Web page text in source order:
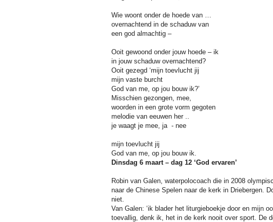
Wie woont onder de hoede van …
overnachtend in de schaduw van
een god almachtig –
Ooit gewoond onder jouw hoede – ik
in jouw schaduw overnachtend?
Ooit gezegd ‘mijn toevlucht jij
mijn vaste burcht
God van me, op jou bouw ik?’
Misschien gezongen, mee,
woorden in een grote vorm gegoten
melodie van eeuwen her ..
je waagt je mee, ja - nee
mijn toevlucht jij
God van me, op jou bouw ik.
Dinsdag 6 maart – dag 12 ‘God ervaren’
Robin van Galen, waterpolocoach die in 2008
naar de Chinese Spelen naar de kerk in Driebergen.
niet.
Van Galen: ‘ik blader het liturgieboekje door en mijn
toevallig, denk ik, het in de kerk nooit over sport. De